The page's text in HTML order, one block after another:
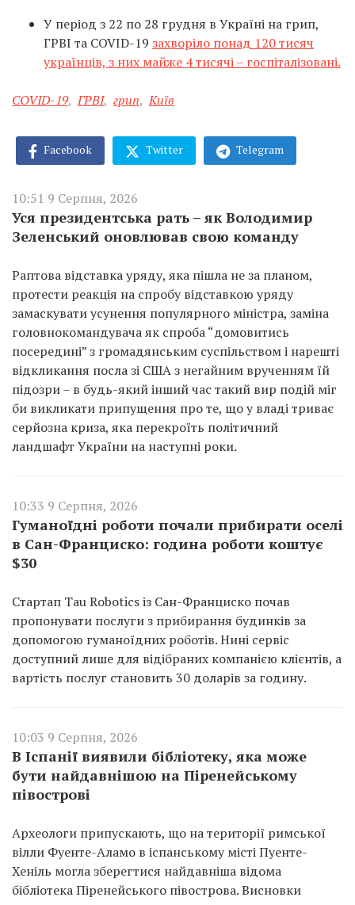
У період з 22 по 28 грудня в Україні на грип,
ГРВІ та COVID-19 захворіло понад 120 тисяч
українців, з них майже 4 тисячі – госпіталізовані.
COVID-19, ГРВІ, грип, Київ
Facebook Twitter Telegram
10:51 9 Серпня, 2026
Уся президентська рать – як Володимир
Зеленський оновлював свою команду
Раптова відставка уряду, яка пішла не за планом,
протести реакція на спробу відставкою уряду
замаскувати усунення популярного міністра, заміна
головнокомандувача як спроба “домовитись
посередині” з громадянським суспільством і нарешті
відкликання посла зі США з негайним врученням їй
підозри – в будь-який інший час такий вир подій міг
би викликати припущення про те, що у владі триває
серйозна криза, яка перекроїть політичний
ландшафт України на наступні роки.
10:33 9 Серпня, 2026
Гуманоїдні роботи почали прибирати оселі
в Сан-Франциско: година роботи коштує
$30
Стартап Tau Robotics із Сан-Франциско почав
пропонувати послуги з прибирання будинків за
допомогою гуманоїдних роботів. Нині сервіс
доступний лише для відібраних компанією клієнтів, а
вартість послуг становить 30 доларів за годину.
10:03 9 Серпня, 2026
В Іспанії виявили бібліотеку, яка може
бути найдавнішою на Піренейському
півострові
Археологи припускають, що на території римської
вілли Фуенте-Аламо в іспанському місті Пуенте-
Хеніль могла зберегтися найдавніша відома
бібліотека Піренейського півострова. Висновки